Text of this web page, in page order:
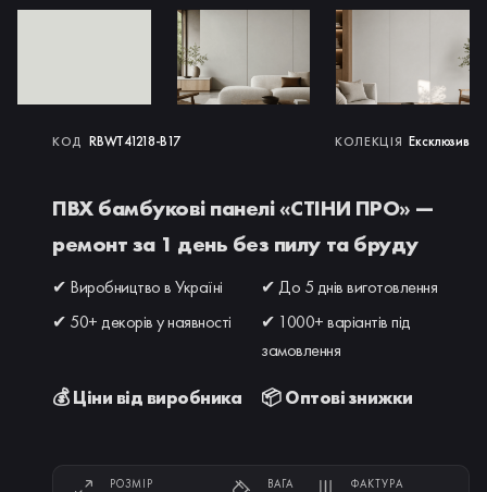
КОД RBWT41218-B17 КОЛЕКЦІЯ Ексклюзив
ПВХ бамбукові панелі «СТІНИ ПРО» —
ремонт за 1 день без пилу та бруду
✔ Виробництво в Україні
✔ До 5 днів виготовлення
✔ 50+ декорів у наявності
✔ 1000+ варіантів під
замовлення
💰 Ціни від виробника 📦 Оптові знижки
РОЗМІР ВАГА ФАКТУРА